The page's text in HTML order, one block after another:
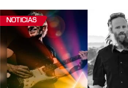
NOTICIAS